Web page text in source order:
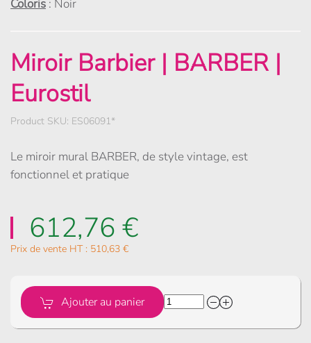
Coloris : Noir
Miroir Barbier | BARBER |
Eurostil
Product SKU: ES06091*
Le miroir mural BARBER, de style vintage, est
fonctionnel et pratique
612,76 €
Prix de vente HT : 510,63 €
Ajouter au panier